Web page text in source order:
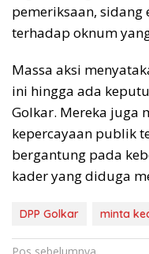
pemeriksaan,
terhadap oknum
Massa aksi
ini hingga ada
Golkar. Mereka juga
kepercayaan publik
bergantung pada
kader yang diduga
DPP Golkar minta